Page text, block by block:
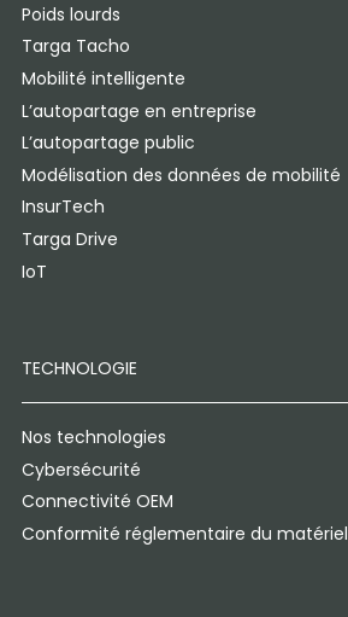
Poids lourds
Targa Tacho
Mobilité intelligente
L’autopartage en entreprise
L’autopartage public
Modélisation des données de mobilité
InsurTech
Targa Drive
IoT
TECHNOLOGIE
Nos technologies
Cybersécurité
Connectivité OEM
Conformité réglementaire du matériel